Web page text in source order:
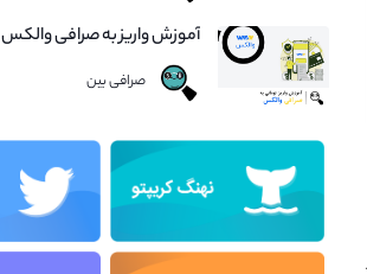
آموزش واریز به صرافی والکس
صرافی بین